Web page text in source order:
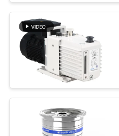
DEL
SITIO
POLÍTICA
PRIVACIDAD